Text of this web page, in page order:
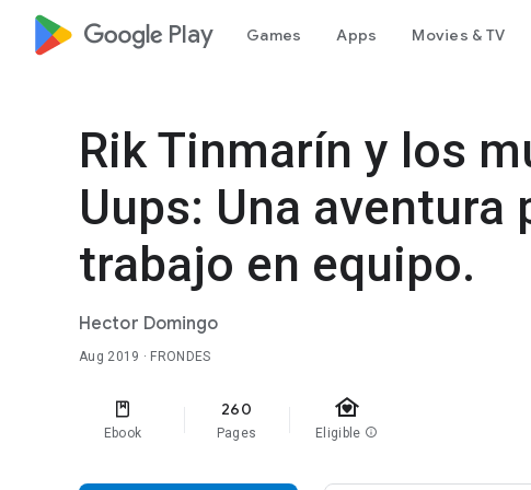
google_logo Play Games Apps Movies & TV
Rik Tinmarín y los
Uups: Una aventura
trabajo en equipo.
Hector Domingo
Aug 2019 · FRONDES
Ebook
260
Pages
family_home
Eligible info